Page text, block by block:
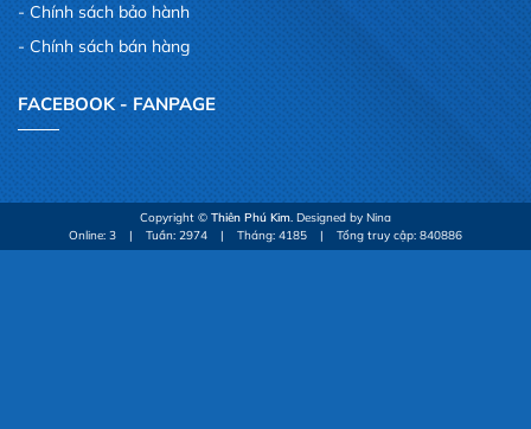
Chính sách bảo hành
Chính sách bán hàng
FACEBOOK - FANPAGE
Copyright © Thiên Phú Kim. Designed by Nina
Online: 3
| Tuần: 2974 | Tháng: 4185 | Tổng truy cập: 840886